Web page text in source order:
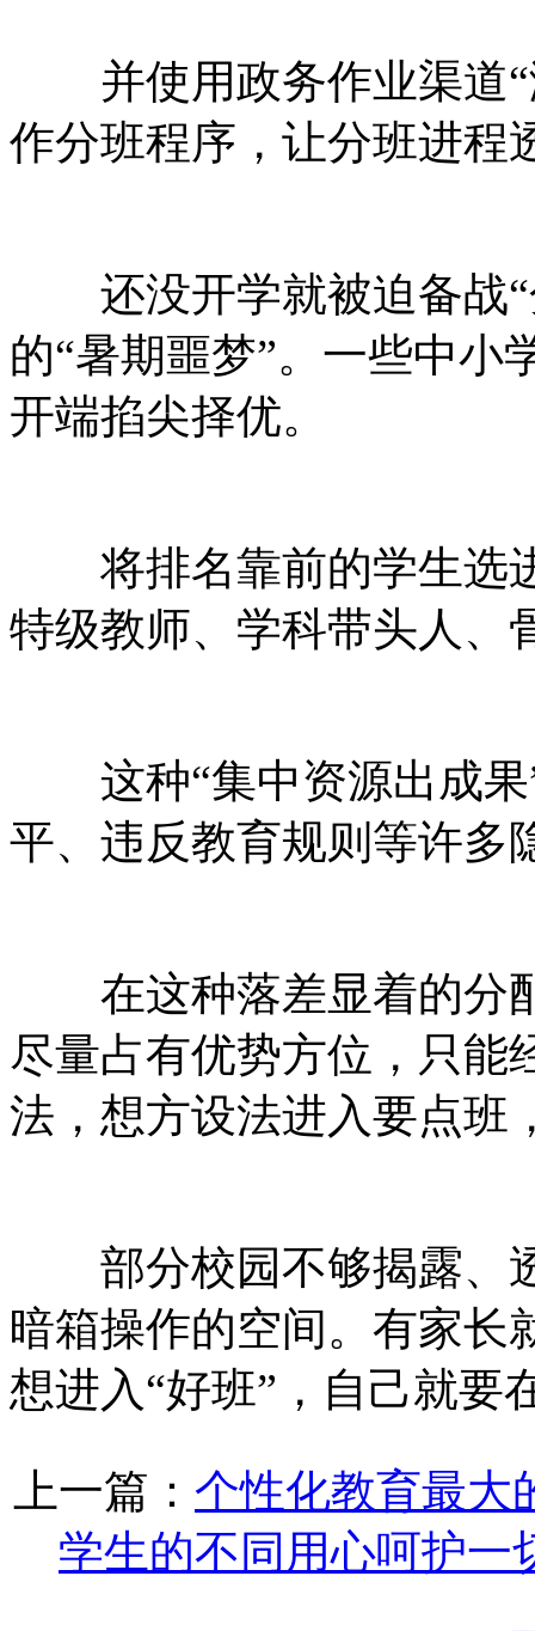
并使用政务作业渠道“
作分班程序，让分班进程
还没开学就被迫备战“
的“暑期噩梦”。一些中小
开端掐尖择优。
将排名靠前的学生选进
特级教师、学科带头人、
这种“集中资源出成果
平、违反教育规则等许多
在这种落差显着的分
尽量占有优势方位，只能
法，想方设法进入要点班
部分校园不够揭露、
暗箱操作的空间。有家长
想进入“好班”，自己就要
上一篇： 个性化教育最大
学生的不同用心呵护一